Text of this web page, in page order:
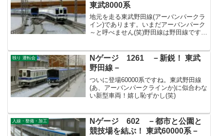
東武8000系
地元を走る東武野田線(アーバンパークラ
イン)であります。いまだアーバンパーク
～と呼べません(笑)野田線は野田線です
独り 運転会
Nゲージ 1261 －新鋭！ 東武
野田線－
ついに登場60000系ですね。東武野田線
(あ、アーバンパークラインか)に似合わな
い新型車両！嬉し恥ずかし(笑)
入線・整備・加工
Nゲージ 602 －都市と公園と
競技場を結ぶ！ 東武60000系－